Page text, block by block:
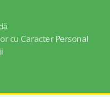
cu Caracter Personal